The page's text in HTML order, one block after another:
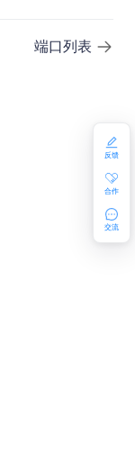
端口列表
反馈
合作
交流